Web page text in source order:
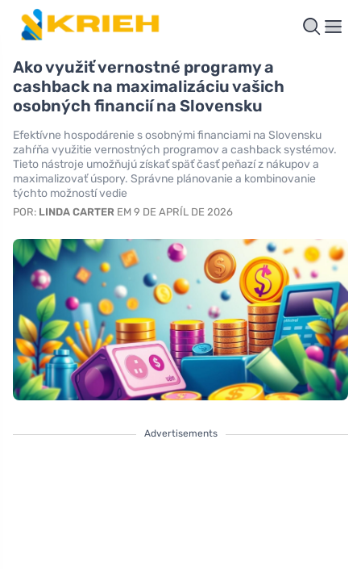
Ako využiť vernostné programy a
cashback na maximalizáciu vašich
osobných financií na Slovensku
Efektívne hospodárenie s osobnými financiami na Slovensku
zahŕňa využitie vernostných programov a cashback systémov.
Tieto nástroje umožňujú získať späť časť peňazí z nákupov a
maximalizovať úspory. Správne plánovanie a kombinovanie
týchto možností vedie
POR: LINDA CARTER EM 9 DE APRÍL DE 2026
Advertisements